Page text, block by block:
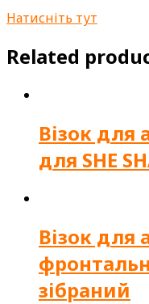
Натисніть тут
Related
Візок для
для SHE
Візок для
зібраний